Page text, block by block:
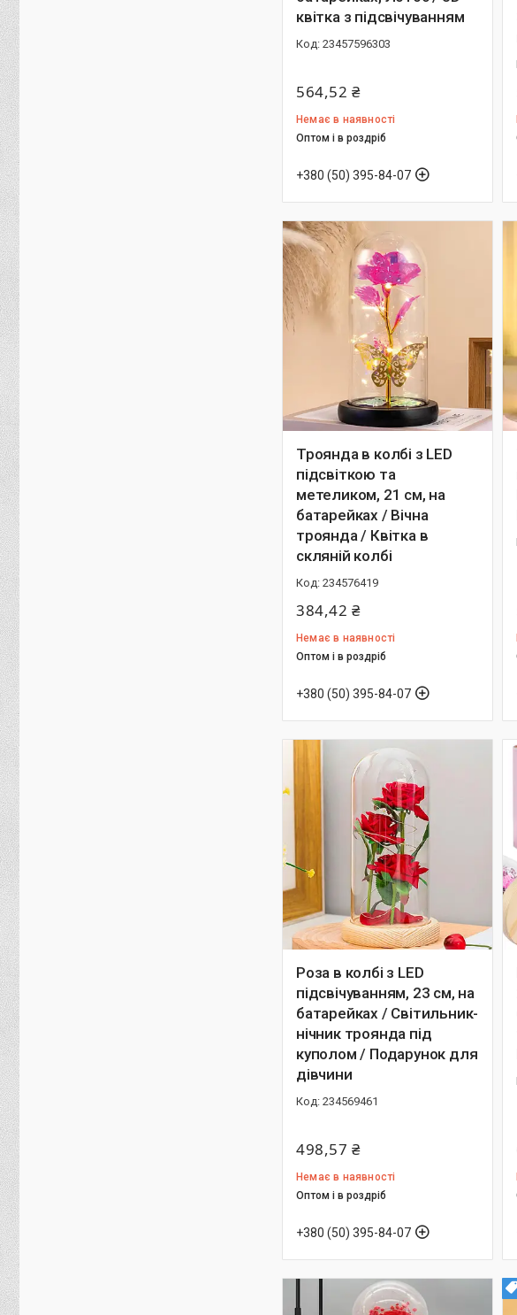
квітка з підсвічуванням
23457596303
564,52 ₴
Немає в наявності
Оптом і в роздріб
+380 (50) 395-84-07
Троянда в колбі з LED
підсвіткою та
метеликом, 21 см, на
батарейках / Вічна
троянда / Квітка в
скляній колбі
234576419
384,42 ₴
Немає в наявності
Оптом і в роздріб
+380 (50) 395-84-07
Роза в колбі з LED
підсвічуванням, 23 см, на
батарейках / Світильник-
нічник троянда під
куполом / Подарунок для
дівчини
234569461
498,57 ₴
Немає в наявності
Оптом і в роздріб
+380 (50) 395-84-07